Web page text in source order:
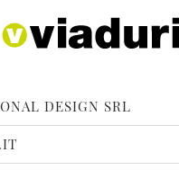
DESIGN SRL